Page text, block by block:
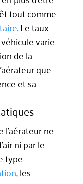
tout comme
.Le taux
varie
de la
que
et sa
l’aérateur ne
ni par le
type
, les